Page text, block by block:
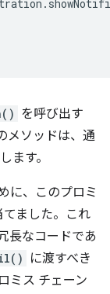
.
を呼び出す
メソッドは、通
ます。
に、このプロミ
ました。これ
長なコードであ
に渡すべき
ミス チェーン